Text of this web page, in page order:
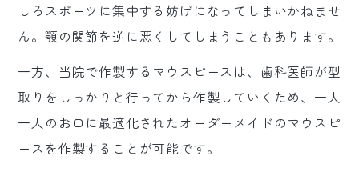
しろスポーツに集中する妨げになってしまいかねませ
ん。顎の関節を逆に悪くしてしまうこともあります。
一方、当院で作製するマウスピースは、歯科医師が型
取りをしっかりと行ってから作製していくため、一人
一人のお口に最適化されたオーダーメイドのマウスピ
ースを作製することが可能です。